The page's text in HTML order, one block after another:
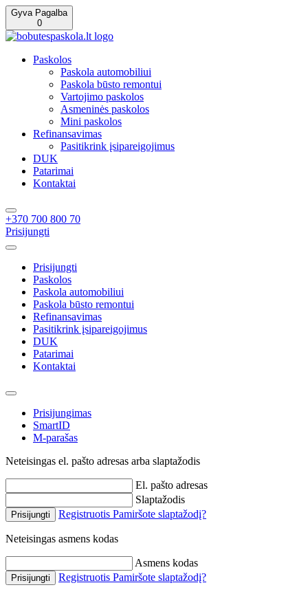
Gyva Pagalba
0
Paskolos
Paskola automobiliui
Paskola būsto remontui
Vartojimo paskolos
Asmeninės paskolos
Mini paskolos
Refinansavimas
Pasitikrink įsipareigojimus
DUK
Patarimai
Kontaktai
+370 700 800 70
Prisijungti
Prisijungti
Paskolos
Paskola automobiliui
Paskola būsto remontui
Refinansavimas
Pasitikrink įsipareigojimus
DUK
Patarimai
Kontaktai
Prisijungimas
SmartID
M-parašas
Neteisingas el. pašto adresas arba slaptažodis
El. pašto adresas
Slaptažodis
Prisijungti Registruotis Pamiršote slaptažodį?
Neteisingas asmens kodas
Asmens kodas
Prisijungti Registruotis Pamiršote slaptažodį?